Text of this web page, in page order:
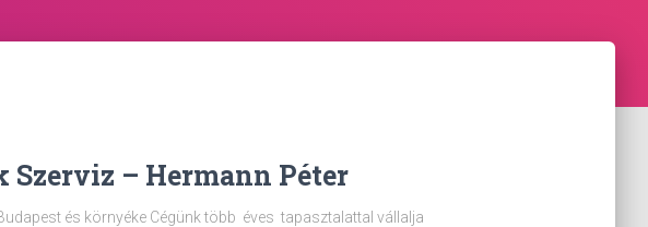
Szerviz – Hermann Péter
és környéke Cégünk több éves tapasztalattal vállalja